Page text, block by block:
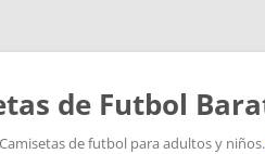
de Futbol
de futbol para adultos y niños.